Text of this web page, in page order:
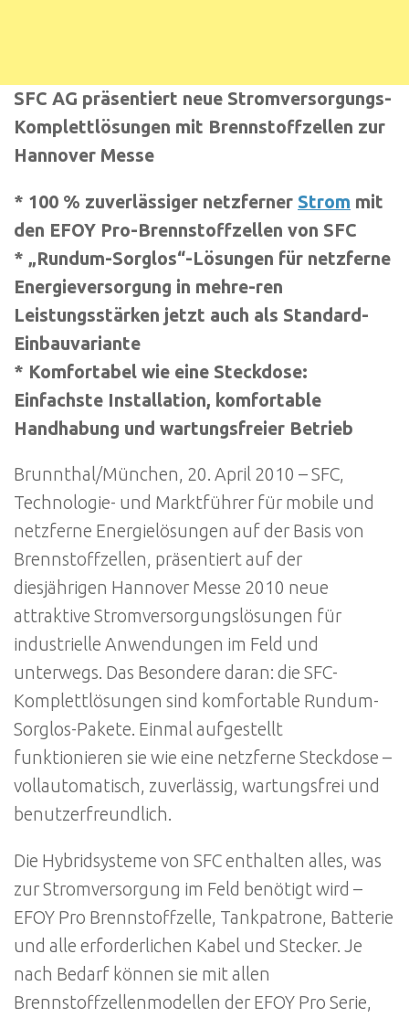
SFC AG präsentiert neue Stromversorgungs-
Komplettlösungen mit Brennstoffzellen zur
Hannover Messe
* 100 % zuverlässiger netzferner Strom mit
den EFOY Pro-Brennstoffzellen von SFC
* „Rundum-Sorglos“-Lösungen für netzferne
Energieversorgung in mehre-ren
Leistungsstärken jetzt auch als Standard-
Einbauvariante
* Komfortabel wie eine Steckdose:
Einfachste Installation, komfortable
Handhabung und wartungsfreier Betrieb
Brunnthal/München, 20. April 2010 – SFC,
Technologie- und Marktführer für mobile und
netzferne Energielösungen auf der Basis von
Brennstoffzellen, präsentiert auf der
diesjährigen Hannover Messe 2010 neue
attraktive Stromversorgungslösungen für
industrielle Anwendungen im Feld und
unterwegs. Das Besondere daran: die SFC-
Komplettlösungen sind komfortable Rundum-
Sorglos-Pakete. Einmal aufgestellt
funktionieren sie wie eine netzferne Steckdose –
vollautomatisch, zuverlässig, wartungsfrei und
benutzerfreundlich.
Die Hybridsysteme von SFC enthalten alles, was
zur Stromversorgung im Feld benötigt wird –
EFOY Pro Brennstoffzelle, Tankpatrone, Batterie
und alle erforderlichen Kabel und Stecker. Je
nach Bedarf können sie mit allen
Brennstoffzellenmodellen der EFOY Pro Serie,